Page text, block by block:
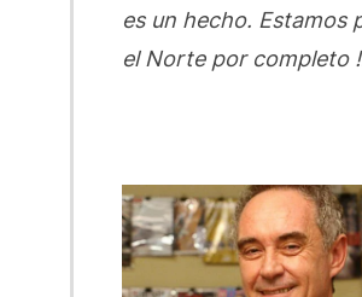
es un hecho. Estamos
el Norte por completo